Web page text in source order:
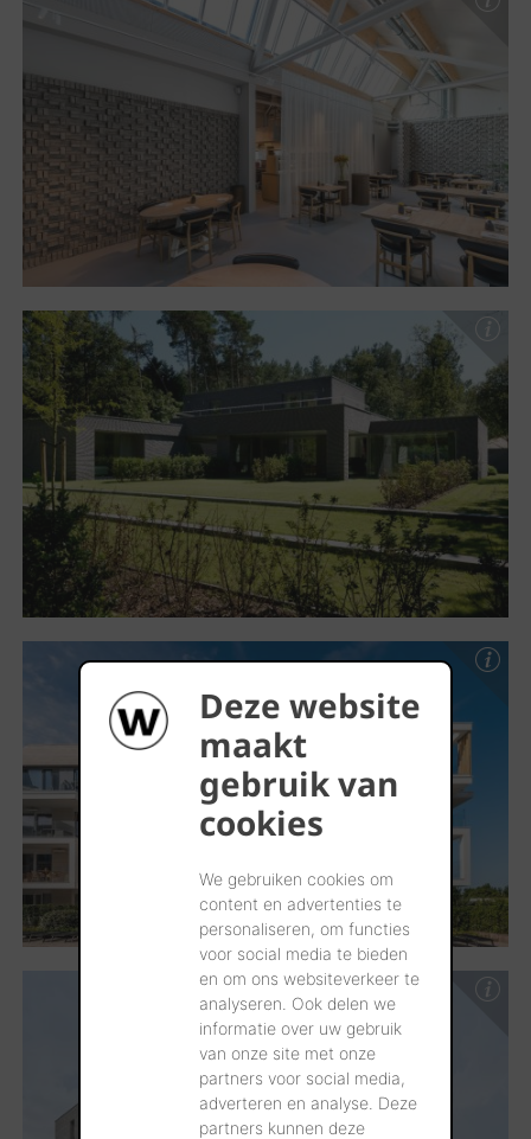
Deze website
maakt
gebruik van
cookies
We gebruiken cookies om
content en advertenties te
personaliseren, om functies
voor social media te bieden
en om ons websiteverkeer te
analyseren. Ook delen we
informatie over uw gebruik
van onze site met onze
partners voor social media,
adverteren en analyse. Deze
partners kunnen deze